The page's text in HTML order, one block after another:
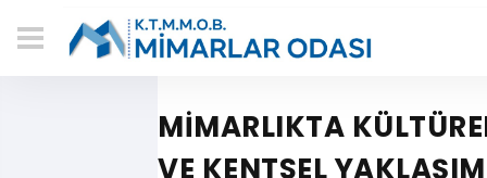
MİMARLIKTA
VE KENTSEL